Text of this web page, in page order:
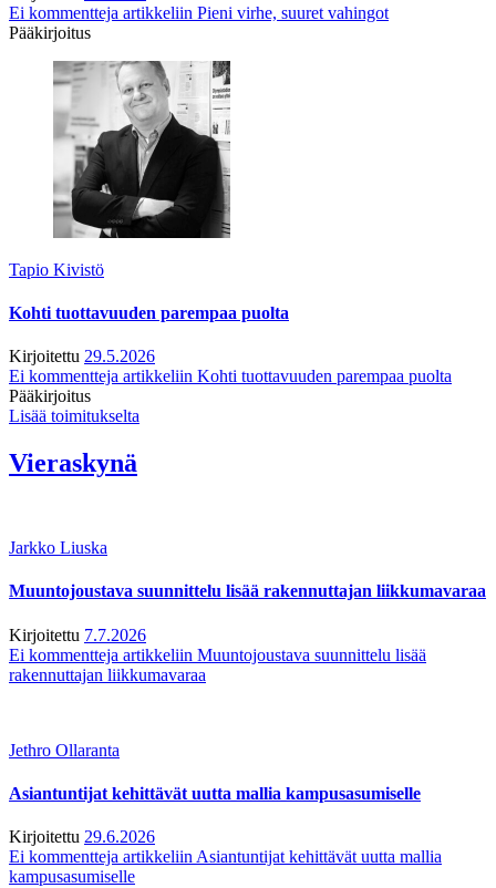
Ei kommentteja artikkeliin Pieni virhe, suuret vahingot
Pääkirjoitus
Tapio Kivistö
Kohti tuottavuuden parempaa puolta
Kirjoitettu 29.5.2026
Ei kommentteja artikkeliin Kohti tuottavuuden parempaa puolta
Pääkirjoitus
Lisää toimitukselta
Vieraskynä
Jarkko Liuska
Muuntojoustava suunnittelu lisää rakennuttajan liikkumavaraa
Kirjoitettu 7.7.2026
Ei kommentteja artikkeliin Muuntojoustava suunnittelu lisää
rakennuttajan liikkumavaraa
Jethro Ollaranta
Asiantuntijat kehittävät uutta mallia kampusasumiselle
Kirjoitettu 29.6.2026
Ei kommentteja artikkeliin Asiantuntijat kehittävät uutta mallia
kampusasumiselle